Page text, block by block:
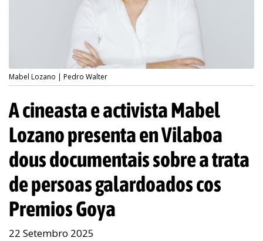
Mabel Lozano | Pedro Walter
A cineasta e activista Mabel
Lozano presenta en Vilaboa
dous documentais sobre a trata
de persoas galardoados cos
Premios Goya
22 Setembro 2025